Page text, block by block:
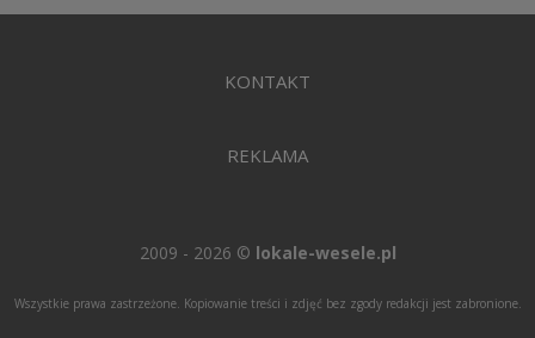
KONTAKT
REKLAMA
2009 - 2026 © lokale-wesele.pl
Wszystkie prawa zastrzeżone. Kopiowanie treści i zdjęć bez zgody redakcji jest zabronione.